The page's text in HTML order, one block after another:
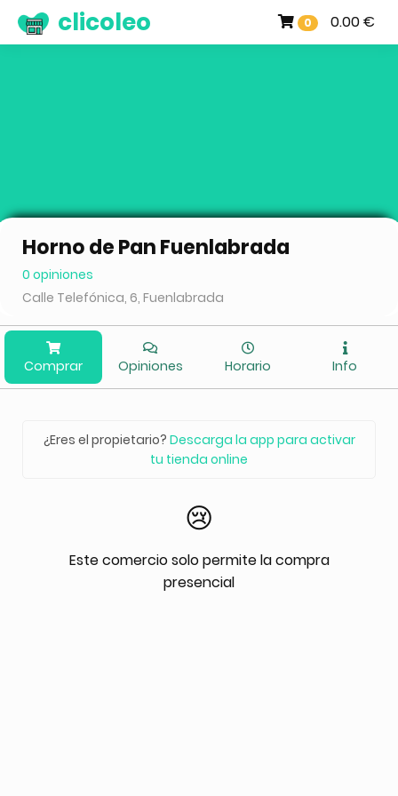
0 0.00 €
clicoleo
Horno de Pan Fuenlabrada
0 opiniones
Calle Telefónica, 6, Fuenlabrada
Comprar Opiniones Horario Info
¿Eres el propietario? Descarga la app para activar
tu tienda online
😢
Este comercio solo permite la compra
presencial